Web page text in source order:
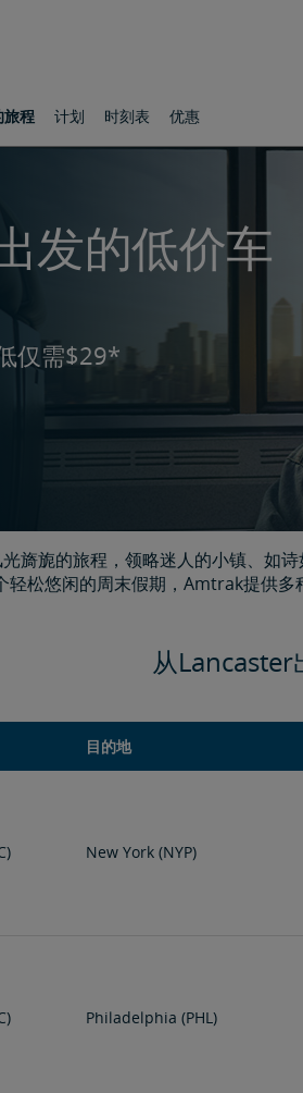
旅程 计划 时刻表 优惠
发的低价车
仅需$29*
旖旎的旅程，领略迷人的小镇、如
轻松悠闲的周末假期，Amtrak提供
从
目的地
New York (NYP)
Philadelphia (PHL)